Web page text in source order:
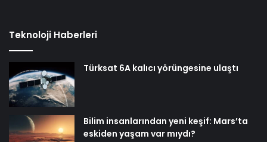
Teknoloji Haberleri
Türksat 6A kalıcı yörüngesine ulaştı
Bilim insanlarından yeni keşif: Mars’ta
eskiden yaşam var mıydı?